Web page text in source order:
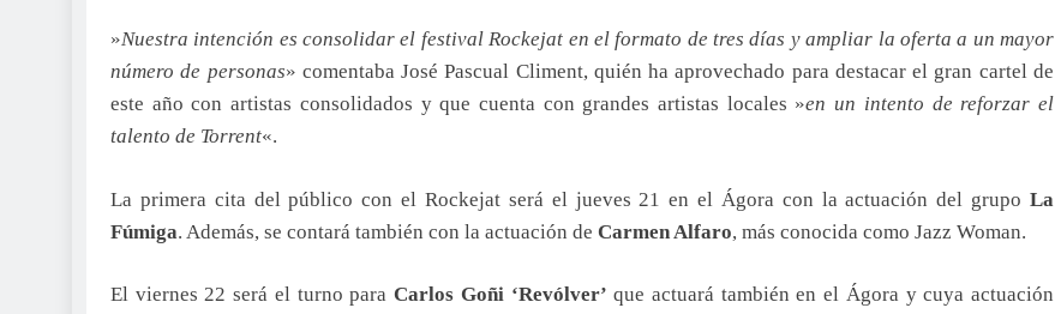
»Nuestra intención es consolidar el festival Rockejat en el formato de tres días y ampliar la oferta a un mayor
número de personas» comentaba José Pascual Climent, quién ha aprovechado para destacar el gran cartel de
este año con artistas consolidados y que cuenta con grandes artistas locales »en un intento de reforzar el
talento de Torrent«.
La primera cita del público con el Rockejat será el jueves 21 en el Ágora con la actuación del grupo La
Fúmiga. Además, se contará también con la actuación de Carmen Alfaro, más conocida como Jazz Woman.
El viernes 22 será el turno paraCarlos Goñi ‘Revólver’ que actuará también en el Ágora y cuya actuación